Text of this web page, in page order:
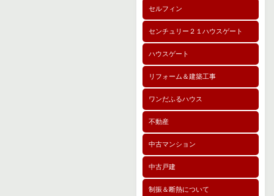
セルフィン
センチュリー２１ハウスゲート
ハウスゲート
リフォーム＆建築工事
ワンだふるハウス
不動産
中古マンション
中古戸建
制振＆断熱について